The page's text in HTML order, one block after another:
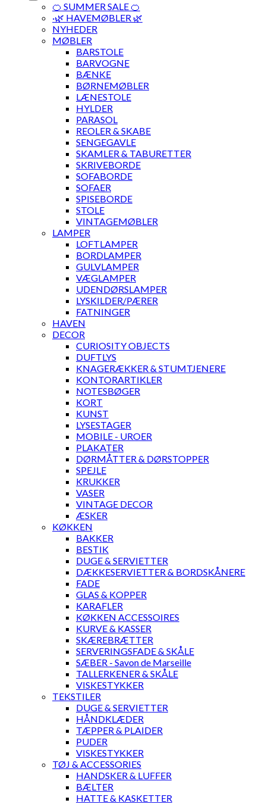
🍊 SUMMER SALE 🍊
·🌿 HAVEMØBLER 🌿
NYHEDER
MØBLER
BARSTOLE
BARVOGNE
BÆNKE
BØRNEMØBLER
LÆNESTOLE
HYLDER
PARASOL
REOLER & SKABE
SENGEGAVLE
SKAMLER & TABURETTER
SKRIVEBORDE
SOFABORDE
SOFAER
SPISEBORDE
STOLE
VINTAGEMØBLER
LAMPER
LOFTLAMPER
BORDLAMPER
GULVLAMPER
VÆGLAMPER
UDENDØRSLAMPER
LYSKILDER/PÆRER
FATNINGER
HAVEN
DECOR
CURIOSITY OBJECTS
DUFTLYS
KNAGERÆKKER & STUMTJENERE
KONTORARTIKLER
NOTESBØGER
KORT
KUNST
LYSESTAGER
MOBILE - UROER
PLAKATER
DØRMÅTTER & DØRSTOPPER
SPEJLE
KRUKKER
VASER
VINTAGE DECOR
ÆSKER
KØKKEN
BAKKER
BESTIK
DUGE & SERVIETTER
DÆKKESERVIETTER & BORDSKÅNERE
FADE
GLAS & KOPPER
KARAFLER
KØKKEN ACCESSOIRES
KURVE & KASSER
SKÆREBRÆTTER
SERVERINGSFADE & SKÅLE
SÆBER - Savon de Marseille
TALLERKENER & SKÅLE
VISKESTYKKER
TEKSTILER
DUGE & SERVIETTER
HÅNDKLÆDER
TÆPPER & PLAIDER
PUDER
VISKESTYKKER
TØJ & ACCESSORIES
HANDSKER & LUFFER
BÆLTER
HATTE & KASKETTER